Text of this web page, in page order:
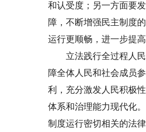
和认受度；另一方面要
障，不断增强民主制度
运行更顺畅，进一步提
立法践行全过程人民
障全体人民和社会成员
利，充分激发人民积极
体系和治理能力现代化
制度运行密切相关的法